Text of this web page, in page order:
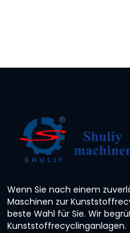
Wenn Sie nach einem
Maschinen zur
beste Wahl für Sie. Wir
Kunststoffrecyclinganlagen.